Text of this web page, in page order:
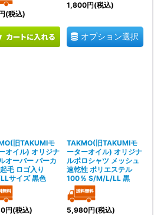
(税込)
1,800円(税込)
オプション選択
旧TAKUMIモ
オイル) オリジナ
オーバー パーカ
毛 ロゴ入り
サイズ 黒色
円(税込)
TAKMO(旧TAKUMIモ
ーターオイル) オリジナ
ルポロシャツ メッシュ
速乾性 ポリエステル
100％ S/M/L/LL 黒
5,980円(税込)